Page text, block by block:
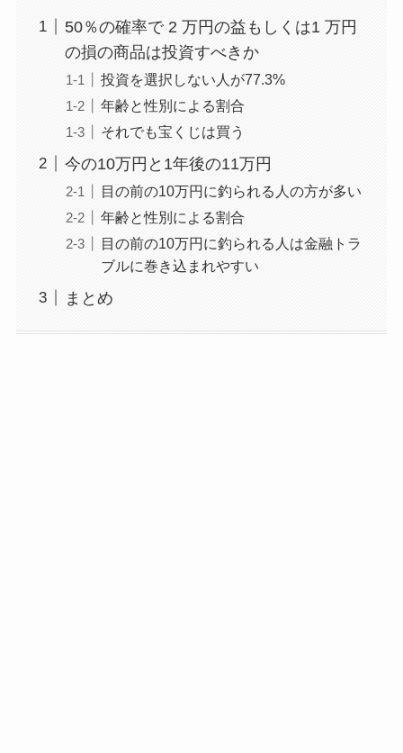
50％の確率で 2 万円の益もしくは1 万円
の損の商品は投資すべきか
投資を選択しない人が77.3%
年齢と性別による割合
それでも宝くじは買う
今の10万円と1年後の11万円
目の前の10万円に釣られる人の方が多い
年齢と性別による割合
目の前の10万円に釣られる人は金融トラ
ブルに巻き込まれやすい
まとめ